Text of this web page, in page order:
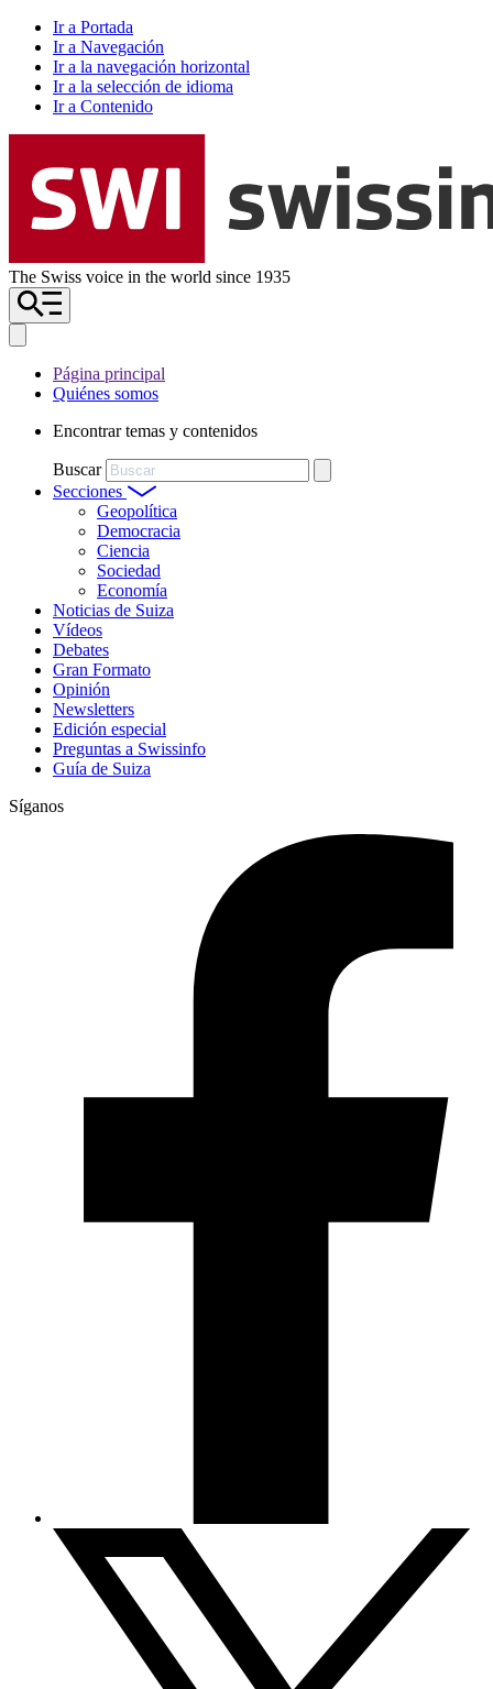
Ir a Portada
Ir a Navegación
Ir a la navegación horizontal
Ir a la selección de idioma
Ir a Contenido
The Swiss voice in the world since 1935
Página principal
Quiénes somos
Encontrar temas y contenidos
Buscar
Secciones
Geopolítica
Democracia
Ciencia
Sociedad
Economía
Noticias de Suiza
Vídeos
Debates
Gran Formato
Opinión
Newsletters
Edición especial
Preguntas a Swissinfo
Guía de Suiza
Síganos